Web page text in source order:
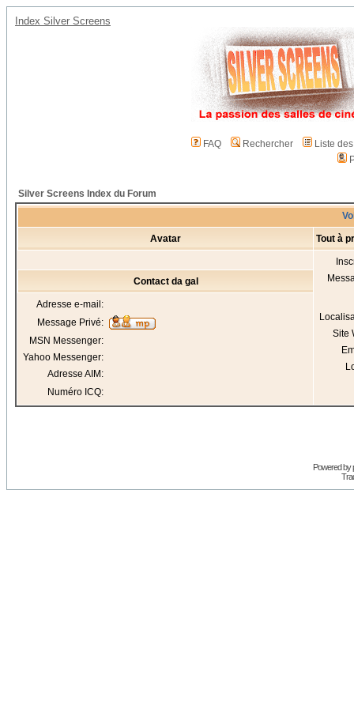
Index Silver Screens
FAQ Rechercher
Liste
Silver Screens Index du Forum
Avatar Tout à
Site
Contact da gal
Adresse e-mail:
Message Privé:
MSN Messenger:
Yahoo Messenger:
Adresse AIM:
Numéro ICQ:
Powered by